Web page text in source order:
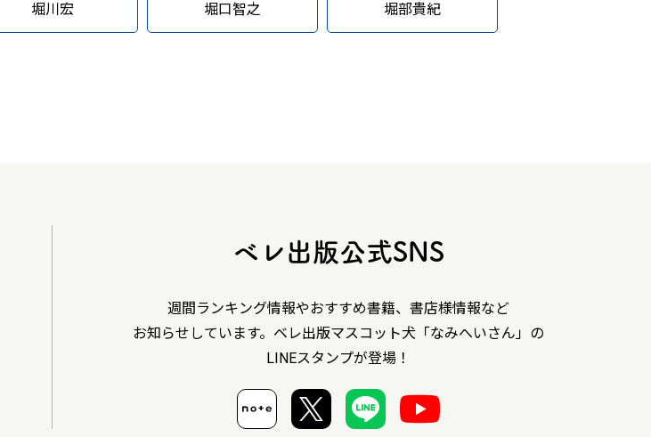
堀川宏 堀口智之 堀部貴紀
ベレ出版公式SNS
週間ランキング情報やおすすめ書籍、書店様情報など
お知らせしています。ベレ出版マスコット犬「なみへいさん」の
LINEスタンプが登場！